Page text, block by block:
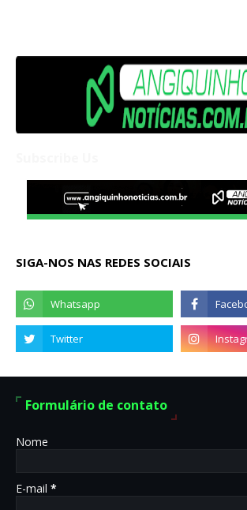
SIGA-NOS NAS REDES SOCIAIS
Formulário de contato
Nome
E-mail *